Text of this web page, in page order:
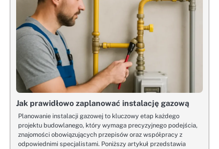
Jak prawidłowo zaplanować instalację gazową
Planowanie instalacji gazowej to kluczowy etap każdego
projektu budowlanego, który wymaga precyzyjnego podejścia,
znajomości obowiązujących przepisów oraz współpracy z
odpowiednimi specjalistami. Poniższy artykuł przedstawia